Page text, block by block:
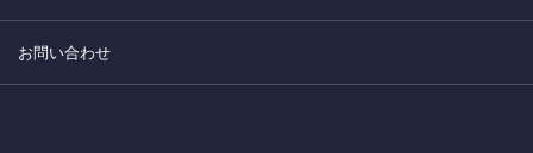
お問い合わせ